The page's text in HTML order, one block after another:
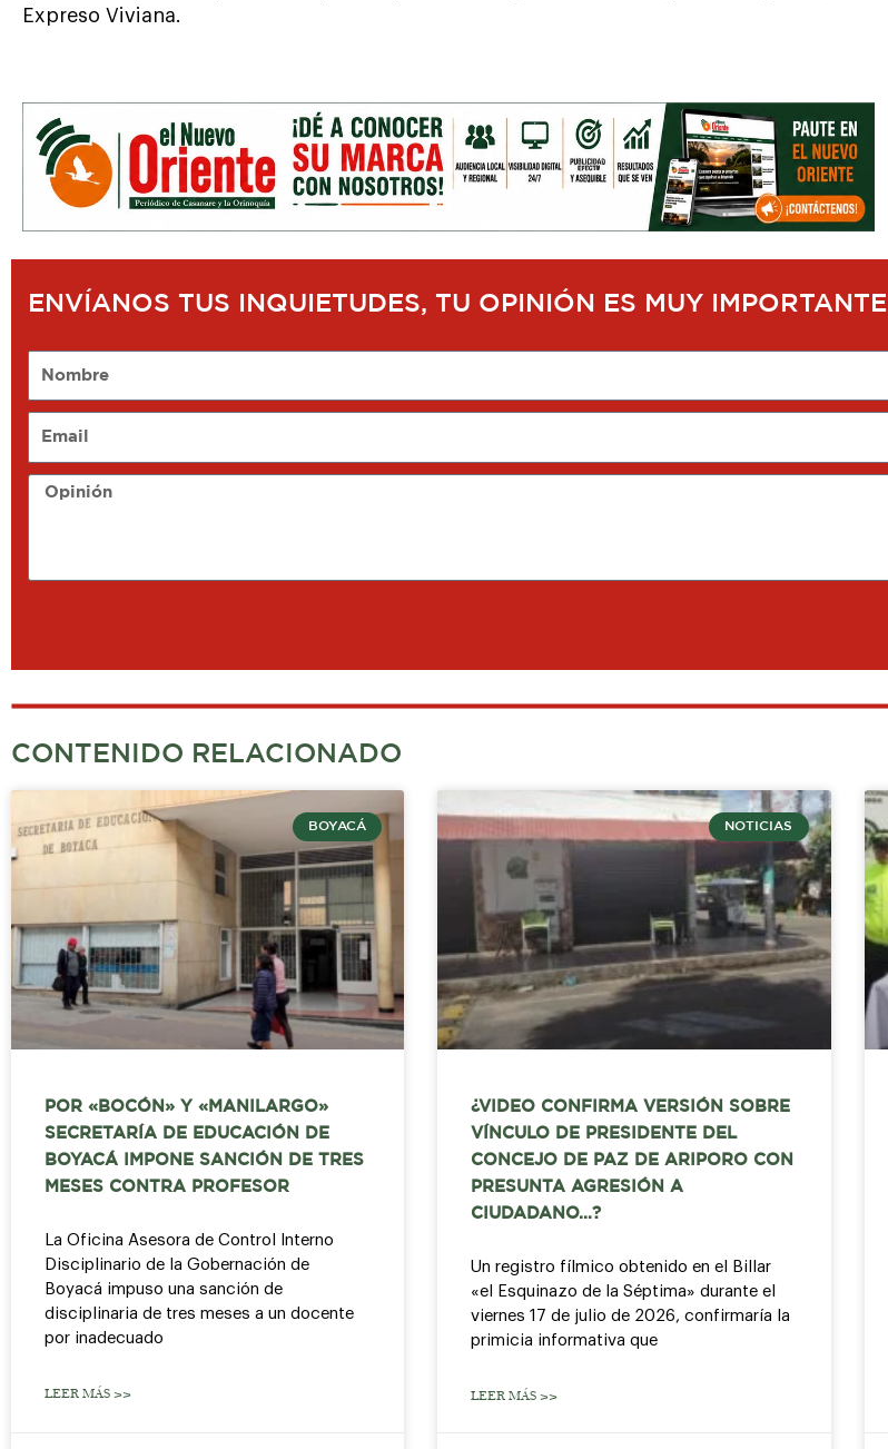
Expreso Viviana.
ENVÍANOS TUS INQUIETUDES, TU OPINIÓN ES MUY IMPORTANTE
Opinión
CONTENIDO RELACIONADO
BOYACÁ
POR «BOCÓN» Y «MANILARGO»
SECRETARÍA DE EDUCACIÓN DE
BOYACÁ IMPONE SANCIÓN DE TRES
MESES CONTRA PROFESOR
La Oficina Asesora de Control Interno
Disciplinario de la Gobernación de
Boyacá impuso una sanción de
disciplinaria de tres meses a un docente
por inadecuado
LEER MÁS >>
NOTICIAS
¿VIDEO CONFIRMA VERSIÓN SOBRE
VÍNCULO DE PRESIDENTE DEL
CONCEJO DE PAZ DE ARIPORO CON
PRESUNTA AGRESIÓN A
CIUDADANO…?
Un registro fílmico obtenido en el Billar
«el Esquinazo de la Séptima» durante el
viernes 17 de julio de 2026, confirmaría la
primicia informativa que
LEER MÁS >>